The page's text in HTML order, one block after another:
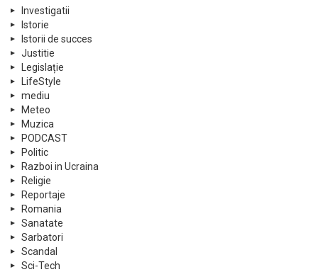
Investigatii
Istorie
Istorii de succes
Justitie
Legislație
LifeStyle
mediu
Meteo
Muzica
PODCAST
Politic
Razboi in Ucraina
Religie
Reportaje
Romania
Sanatate
Sarbatori
Scandal
Sci-Tech